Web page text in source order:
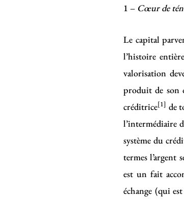
1 – Cœur de
Le capital
l’histoire
valorisation
produit de son
créditrice[1] de
l’intermédiaire
système du
termes l’argent
est un fait
échange (qui